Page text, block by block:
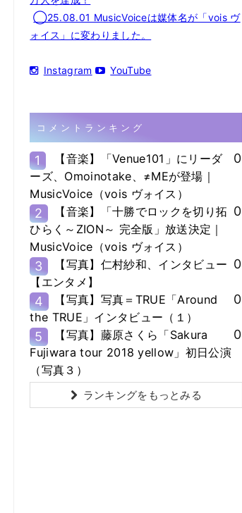
◯25.08.01 MusicVoiceは媒体名が「vois ヴ
ォイス」に変わりました。
Instagram YouTube
コメントランキング
1
【音楽】「Venue101」にリーダ
ーズ、Omoinotake、≠MEが登場｜
MusicVoice（vois ヴォイス）
0
2
【音楽】「十勝でロックを切り拓
ひらく～ZION～ 完全版」放送決定｜
MusicVoice（vois ヴォイス）
0
3
【写真】仁村紗和、インタビュー
【エンタメ】
0
4
【写真】写真＝TRUE「Around
the TRUE」インタビュー（１）
0
5
【写真】藤原さくら「Sakura
Fujiwara tour 2018 yellow」初日公演
（写真３）
0
ランキングをもっとみる